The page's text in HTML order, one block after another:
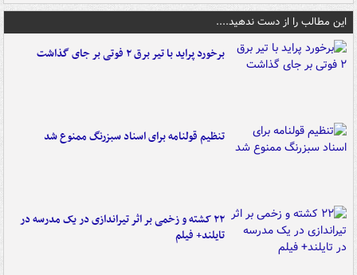
این مطالب را از دست ندهید....
برخورد پراید با تیر برق ۲ فوتی بر جای گذاشت
تنظیم قولنامه برای اسناد سبزرنگ ممنوع شد
۲۲ کشته و زخمی بر اثر تیراندازی در یک مدرسه در
تایلند+ فیلم